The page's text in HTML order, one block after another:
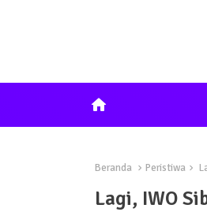
home
Beranda Peristiwa
Lagi, IWO